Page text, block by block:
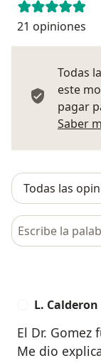
21 opiniones
Todas
este
pagar
Saber
Busca en
L. Calderon
El Dr.
Me dio